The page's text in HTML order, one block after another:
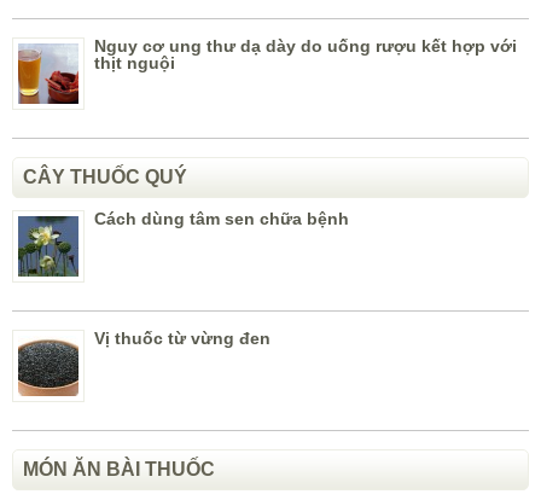
Nguy cơ ung thư dạ dày do uống rượu kết hợp với
thịt nguội
CÂY THUỐC QUÝ
Cách dùng tâm sen chữa bệnh
Vị thuốc từ vừng đen
MÓN ĂN BÀI THUỐC